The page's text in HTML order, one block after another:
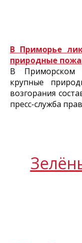
В Приморье
природные
В Приморском
крупные
возгорания
пресс-служба